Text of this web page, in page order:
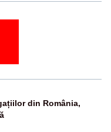
din România,